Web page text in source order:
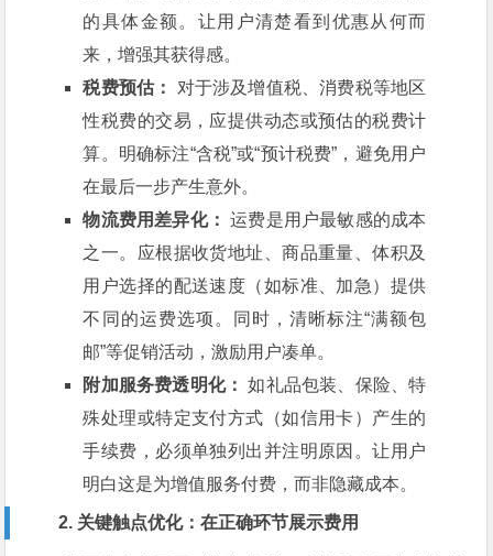
的具体金额。让用户清楚看到优惠从何而
来，增强其获得感。
税费预估：
对于涉及增值税、消费税等地区
性税费的交易，应提供动态或预估的税费计
算。明确标注“含税”或“预计税费”，避免用户
在最后一步产生意外。
物流费用差异化： 运费是用户最敏感的成本
之一。应根据收货地址、商品重量、体积及
用户选择的配送速度（如标准、加急）提供
不同的运费选项。同时，清晰标注“满额包
邮”等促销活动，激励用户凑单。
附加服务费透明化： 如礼品包装、保险、特
殊处理或特定支付方式（如信用卡）产生的
手续费，必须单独列出并注明原因。让用户
明白这是为增值服务付费，而非隐藏成本。
2. 关键触点优化：在正确环节展示费用